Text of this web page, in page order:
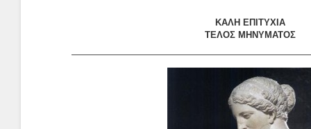
KΑΛΗ ΕΠΙΤΥΧΙΑ
ΤΕΛΟΣ ΜΗΝΥΜΑΤΟΣ